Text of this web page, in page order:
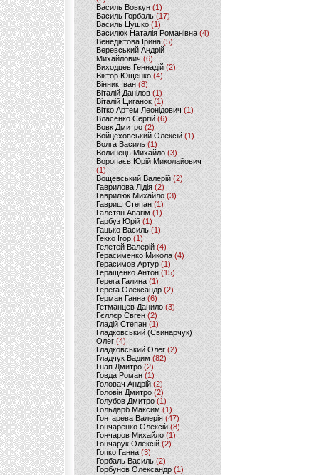
Василь Вовкун (1)
Василь Горбаль (17)
Василь Цушко (1)
Василюк Наталія Романівна (4)
Венедіктова Ірина(5)
Веревський Андрій
Михайлович (6)
Виходцев Геннадій (2)
Віктор Ющенко (4)
Вінник Іван (8)
Віталій Данілов (1)
Віталій Циганок (1)
Вітко Артем Леонідович(1)
Власенко Сергій (6)
Вовк Дмитро(2)
Войцеховський Олексій(1)
Волга Василь (1)
Волинець Михайло (3)
Воропаєв Юрій Миколайович
(1)
Вощевський Валерій(2)
Гаврилова Лідія (2)
Гаврилюк Михайло (3)
Гавриш Степан (1)
Галстян Авагім (1)
Гарбуз Юрій (1)
Гацько Василь (1)
Гекко Ігор(1)
Гелетей Валерій (4)
Герасименко Микола (4)
Герасимов Артур (1)
Геращенко Антон(15)
Герега Галина (1)
Герега Олександр (2)
Герман Ганна (6)
Гетманцев Данило (3)
Гєллєр Євген (2)
Гладій Степан(1)
Гладковський (Свинарчук)
Олег (4)
Гладковський Олег (2)
Гладчук Вадим (82)
Гнап Дмитро (2)
Говда Роман(1)
Головач Андрій (2)
Головін Дмитро (2)
Голубов Дмитро (1)
Гольдарб Максим(1)
Гонтарева Валерія (47)
Гончаренко Олексій(8)
Гончаров Михайло (1)
Гончарук Олексій (2)
Гопко Ганна (3)
Горбаль Василь (2)
Горбунов Олександр (1)